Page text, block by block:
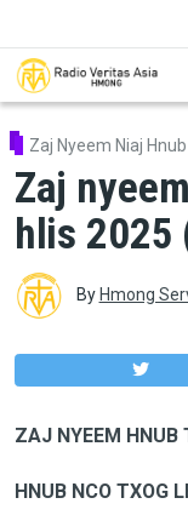
Zaj Nyeem Niaj Hnub
Zaj
hlis 2025
By Hmong
ZAJ NYEEM HNUB
HNUB NCO TXOG